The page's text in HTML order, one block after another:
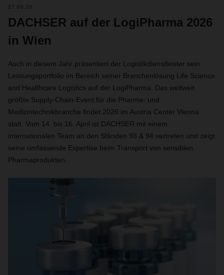
27.03.26
DACHSER auf der LogiPharma 2026
in Wien
Auch in diesem Jahr präsentiert der Logistikdienstleister sein
Leistungsportfolio im Bereich seiner Branchenlösung Life Science
and Healthcare Logistics auf der LogiPharma. Das weltweit
größte Supply-Chain-Event für die Pharma- und
Medizintechnikbranche findet 2026 im Austria Center Vienna
statt. Vom 14. bis 16. April ist DACHSER mit einem
internationalen Team an den Ständen 93 & 94 vertreten und zeigt
seine umfassende Expertise beim Transport von sensiblen
Pharmaprodukten.